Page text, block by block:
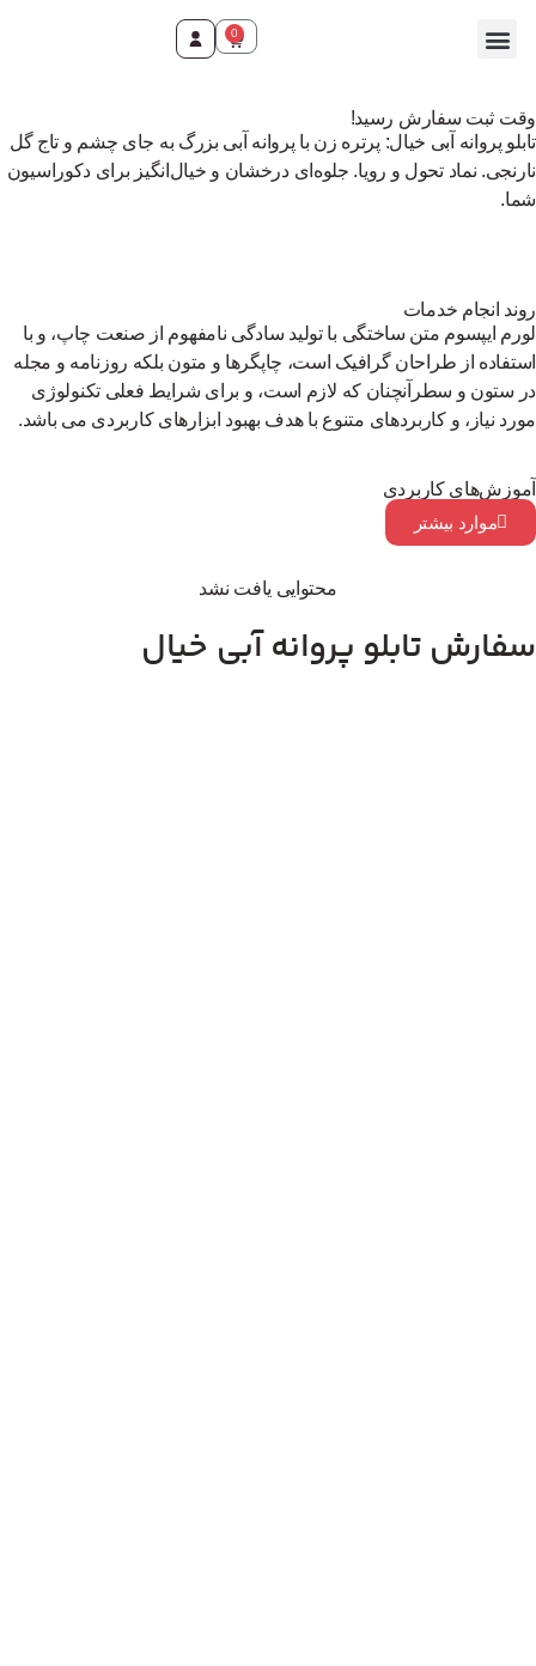
0
وقت ثبت سفارش رسید!
تابلو پروانه آبی خیال: پرتره زن با پروانه آبی بزرگ به جای چشم و تاج گل
نارنجی. نماد تحول و رویا. جلوه‌ای درخشان و خیال‌انگیز برای دکوراسیون
شما.
روند انجام خدمات
لورم ایپسوم متن ساختگی با تولید سادگی نامفهوم از صنعت چاپ، و با
استفاده از طراحان گرافیک است، چاپگرها و متون بلکه روزنامه و مجله
در ستون و سطرآنچنان که لازم است، و برای شرایط فعلی تکنولوژی
مورد نیاز، و کاربردهای متنوع با هدف بهبود ابزارهای کاربردی می باشد.
آموزش‌های کاربردی
موارد بیشتر
محتوایی یافت نشد
سفارش تابلو پروانه آبی خیال